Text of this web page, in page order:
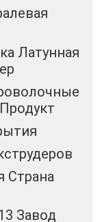
Латунная
Страна
Завод